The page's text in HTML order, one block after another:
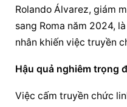
Rolando Álvarez, giám
sang Roma năm 2024,
nhân khiến việc truyền
Hậu quả nghiêm trọng
Việc cấm truyền chức